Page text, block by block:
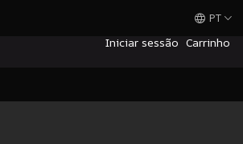
Iniciar sessão Carrinho
PT